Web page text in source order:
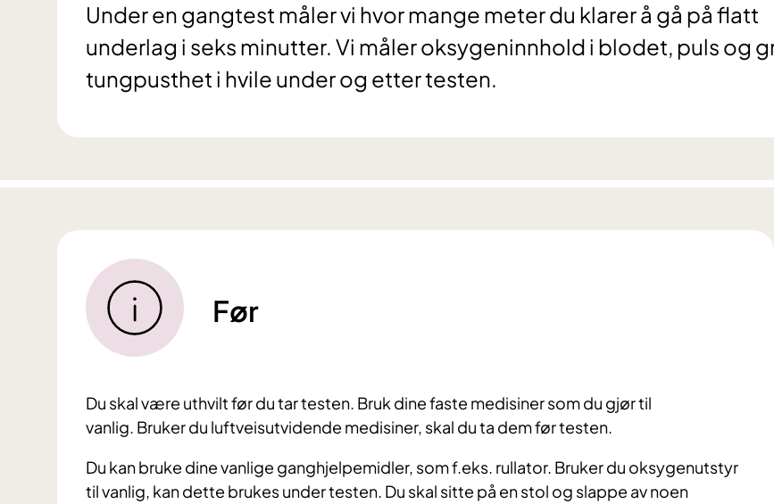
Under en gangtest måler vi hvor mange meter du klarer å gå på flatt
underlag i seks minutter. Vi måler oksygeninnhold i blodet, puls og
tungpusthet i hvile under og etter testen.
Før
Du skal være uthvilt før du tar testen. Bruk dine faste medisiner som du gjør til
vanlig. Bruker du luftveisutvidende medisiner, skal du ta dem før testen.
Du kan bruke dine vanlige ganghjelpemidler, som f.eks. rullator. Bruker du oksygenutstyr
til vanlig, kan dette brukes under testen. Du skal sitte på en stol og slappe av noen